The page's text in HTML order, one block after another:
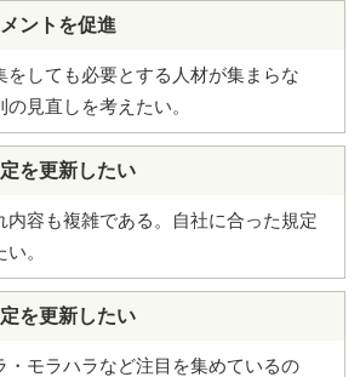
ントを促進
をしても必要とする人材が集まらな
見直しを考えたい。
を更新したい
内容も複雑である。自社に合った規定
。
を更新したい
・モラハラなど注目を集めているの